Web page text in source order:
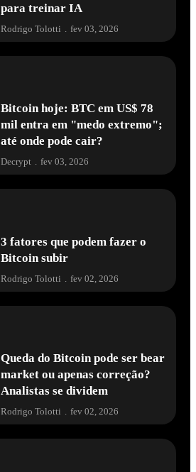
para treinar IA
Rodrigo Tolotti fev 03, 2026
Bitcoin hoje: BTC em US$ 78
mil entra em "medo extremo";
até onde pode cair?
Decrypt . fev 03, 2026
3 fatores que podem fazer o
Bitcoin subir
Rodrigo Tolotti fev 02, 2026
Queda do Bitcoin pode ser bear
market ou apenas correção?
Analistas se dividem
Rodrigo Tolotti . fev 02, 2026